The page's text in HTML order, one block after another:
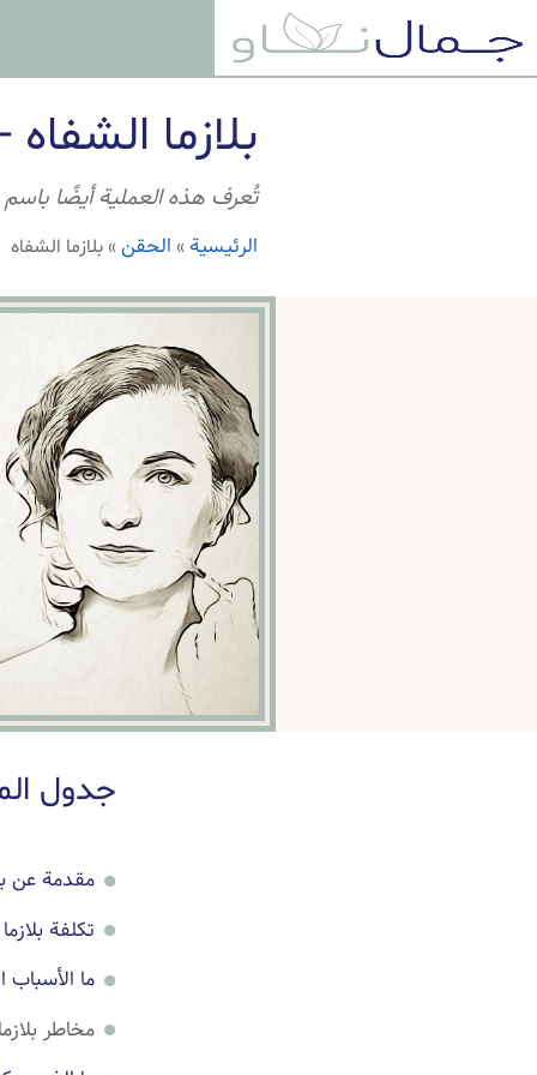
بلازما
تُعرف هذه العملية أيضًا باسم
الرئيسية » الحقن» بلازما الشفاه
جدول
مقدمة عن
تكلفة
ما الأسباب
مخاطر